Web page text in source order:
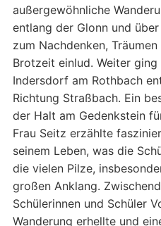
außergewöhnliche
entlang der Glonn und
zum Nachdenken,
Brotzeit einlud. Weiter
Indersdorf am Rothbach
Richtung Straßbach. Ein
der Halt am Gedenkstein
Frau Seitz erzählte
seinem Leben, was die
die vielen Pilze,
großen Anklang.
Schülerinnen und Schüler
Wanderung erhellte und